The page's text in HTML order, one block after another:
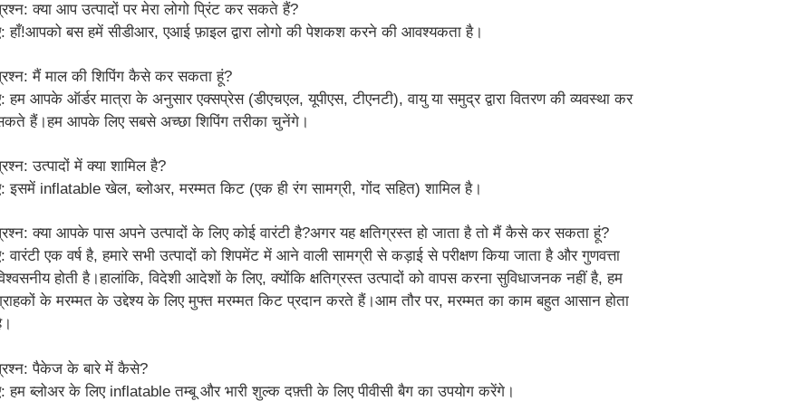
क्या आप उत्पादों पर मेरा लोगो प्रिंट कर सकते हैं?
हाँ!आपको बस हमें सीडीआर, एआई फ़ाइल द्वारा लोगो की पेशकश करने की आवश्यकता है।
मैं माल की शिपिंग कैसे कर सकता हूं?
हम आपके ऑर्डर मात्रा के अनुसार एक्सप्रेस (डीएचएल, यूपीएस, टीएनटी), वायु या समुद्र द्वारा वितरण की व्यवस्था कर
हैं।हम आपके लिए सबसे अच्छा शिपिंग तरीका चुनेंगे।
उत्पादों में क्या शामिल है?
इसमें inflatable खेल, ब्लोअर, मरम्मत किट (एक ही रंग सामग्री, गोंद सहित) शामिल है।
क्या आपके पास अपने उत्पादों के लिए कोई वारंटी है?अगर यह क्षतिग्रस्त हो जाता है तो मैं कैसे कर सकता हूं?
वारंटी एक वर्ष है, हमारे सभी उत्पादों को शिपमेंट में आने वाली सामग्री से कड़ाई से परीक्षण किया जाता है और गुणवत्ता
होती है।हालांकि, विदेशी आदेशों के लिए, क्योंकि क्षतिग्रस्त उत्पादों को वापस करना सुविधाजनक नहीं है, हम
के मरम्मत के उद्देश्य के लिए मुफ्त मरम्मत किट प्रदान करते हैं।आम तौर पर, मरम्मत का काम बहुत आसान होता
पैकेज के बारे में कैसे?
हम ब्लोअर के लिए inflatable तम्बू और भारी शुल्क दफ़्ती के लिए पीवीसी बैग का उपयोग करेंगे।